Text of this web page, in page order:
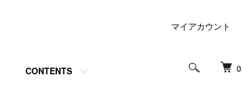
0
CONTENTS
マイアカウント